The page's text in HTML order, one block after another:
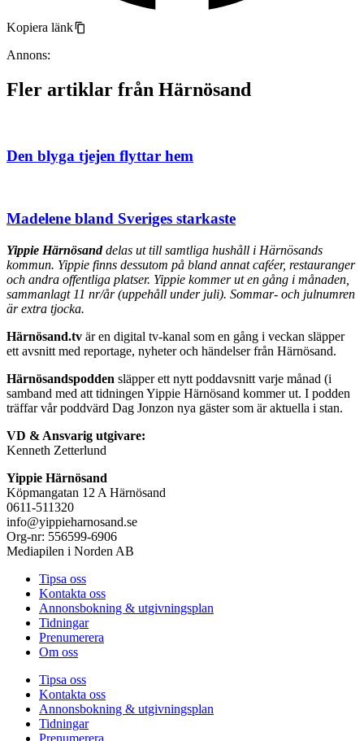
Kopiera länk
Annons:
Fler artiklar från Härnösand
Den blyga tjejen flyttar hem
Madelene bland Sveriges starkaste
Yippie Härnösanddelas ut till samtliga hushåll i Härnösands
kommun. Yippie finns dessutom på bland annat caféer, restauranger
och andra offentliga platser. Yippie kommer ut en gång i månaden,
sammanlagt 11 nr/år (uppehåll under juli). Sommar- och julnumren
är extra tjocka.
Härnösand.tv är en digital tv-kanal som en gång i veckan släpper
ett avsnitt med reportage, nyheter och händelser från Härnösand.
Härnösandspodden släpper ett nytt poddavsnitt varje månad (i
samband med att tidningen Yippie Härnösand kommer ut. I podden
träffar vår poddvärd Dag Jonzon nya gäster som är aktuella i stan.
VD & Ansvarig utgivare:
Kenneth Zetterlund
Yippie Härnösand
Köpmangatan 12 A Härnösand
0611-511320
info@yippieharnosand.se
Org-nr: 556599-6906
Mediapilen i Norden AB
Tipsa oss
Kontakta oss
Annonsbokning & utgivningsplan
Tidningar
Prenumerera
Om oss
Tipsa oss
Kontakta oss
Annonsbokning & utgivningsplan
Tidningar
Prenumerera